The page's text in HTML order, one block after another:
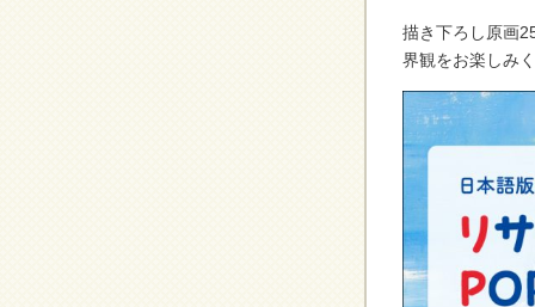
描き下ろし原画
界観をお楽しみ